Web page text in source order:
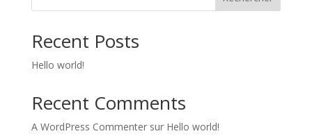
Recent Posts
Hello world!
Recent Comments
A WordPress Commentersur Hello world!